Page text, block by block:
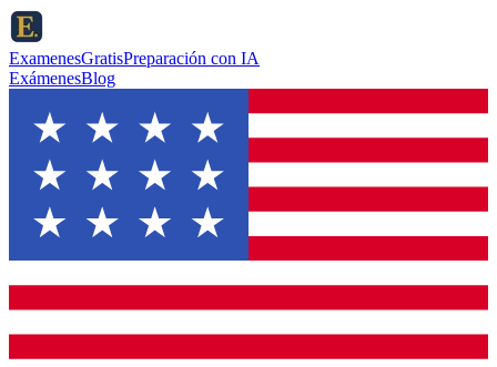
ExamenesGratisPreparación con IA
ExámenesBlog